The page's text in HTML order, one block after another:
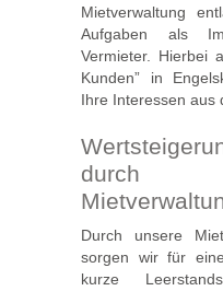
Mietverwaltung
Aufgaben als
Vermieter. Hierbei
Kunden” in
Ihre Interessen aus
durch
Durch unsere
sorgen wir für
kurze